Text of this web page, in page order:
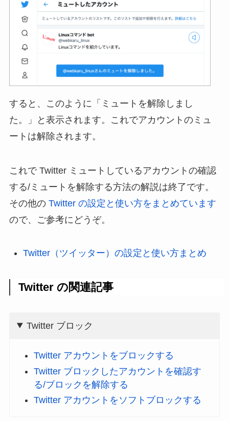
すると、このように「ミュートを解除しまし
た。」と表示されます。これでアカウントのミュ
ートは解除されます。
これで Twitter ミュートしているアカウントの確認
する/ミュートを解除する方法の解説は終了です。
その他の Twitter の設定と使い方をまとめています
ので、ご参考にどうぞ。
Twitter（ツイッター）の設定と使い方まとめ
Twitter の関連記事
Twitter ブロック
Twitter アカウントをブロックする
Twitter ブロックしたアカウントを確認す
る/ブロックを解除する
Twitter アカウントをソフトブロックする